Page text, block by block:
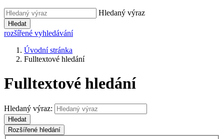
Hledaný výraz
Hledat
rozšířené vyhledávání
Úvodní stránka
Fulltextové hledání
Fulltextové hledání
Hledaný výraz:
Hledat
Rozšířené hledání